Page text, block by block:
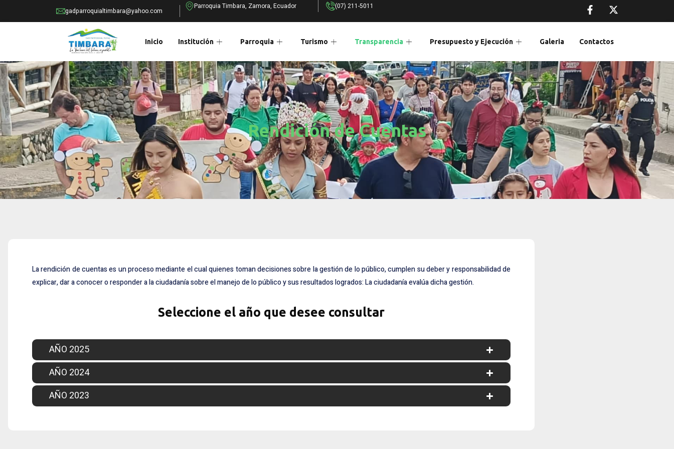
gadparroquialtimbara@yahoo.com
Parroquia Timbara, Zamora, Ecuador (07) 211-5011
Inicio Institución Parroquia Turismo Transparencia Presupuesto y Ejecución Galeria Contactos
Rendición de Cuentas
La rendición de cuentas es un proceso mediante el cual quienes toman decisiones sobre la gestión de lo público, cumplen su deber y responsabilidad de
explicar, dar a conocer o responder a la ciudadanía sobre el manejo de lo público y sus resultados logrados: La ciudadanía evalúa dicha gestión.
Seleccione el año que desee consultar
AÑO 2025
AÑO 2024
AÑO 2023